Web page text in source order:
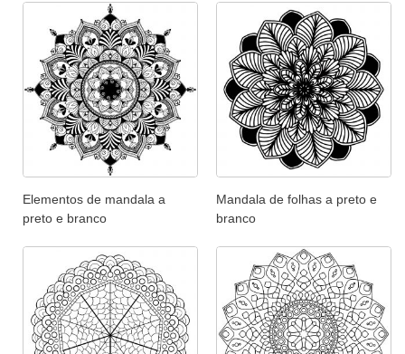
Elementos de mandala a
preto e branco
Mandala de folhas a preto e
branco